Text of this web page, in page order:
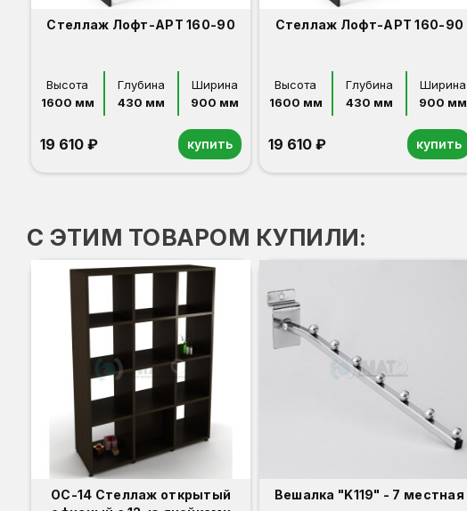
Стеллаж Лофт-АРТ 160-90
Высота
1600 мм
Глубина
430 мм
Ширина
900 мм
19 610 ₽ купить
Стеллаж Лофт-АРТ 160-90
Высота
1600 мм
Глубина
430 мм
Ширина
900 мм
19 610 ₽ купить
С ЭТИМ ТОВАРОМ КУПИЛИ:
ОС-14 Стеллаж открытый
Вешалка "K119" - 7 местная